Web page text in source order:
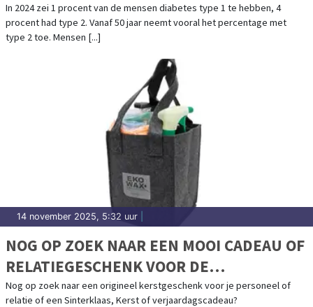
In 2024 zei 1 procent van de mensen diabetes type 1 te hebben, 4
procent had type 2. Vanaf 50 jaar neemt vooral het percentage met
type 2 toe. Mensen [...]
14 november 2025, 5:32 uur
NOG OP ZOEK NAAR EEN MOOI CADEAU OF
RELATIEGESCHENK VOOR DE
FEESTDAGEN?
Nog op zoek naar een origineel kerstgeschenk voor je personeel of
relatie of een Sinterklaas, Kerst of verjaardagscadeau?